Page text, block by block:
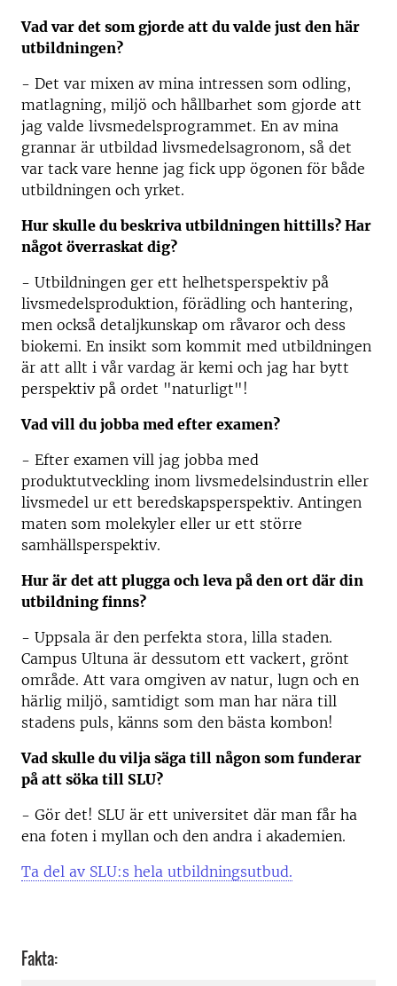
Vad var det som gjorde att du valde just den här
utbildningen?
- Det var mixen av mina intressen som odling,
matlagning, miljö och hållbarhet som gjorde att
jag valde livsmedelsprogrammet. En av mina
grannar är utbildad livsmedelsagronom, så det
var tack vare henne jag fick upp ögonen för både
utbildningen och yrket.
Hur skulle du beskriva utbildningen hittills? Har
något överraskat dig?
- Utbildningen ger ett helhetsperspektiv på
livsmedelsproduktion, förädling och hantering,
men också detaljkunskap om råvaror och dess
biokemi. En insikt som kommit med utbildningen
är att allt i vår vardag är kemi och jag har bytt
perspektiv på ordet "naturligt"!
Vad vill du jobba med efter examen?
- Efter examen vill jag jobba med
produktutveckling inom livsmedelsindustrin eller
livsmedel ur ett beredskapsperspektiv. Antingen
maten som molekyler eller ur ett större
samhällsperspektiv.
Hur är det att plugga och leva på den ort där din
utbildning finns?
- Uppsala är den perfekta stora, lilla staden.
Campus Ultuna är dessutom ett vackert, grönt
område. Att vara omgiven av natur, lugn och en
härlig miljö, samtidigt som man har nära till
stadens puls, känns som den bästa kombon!
Vad skulle du vilja säga till någon som funderar
på att söka till SLU?
- Gör det! SLU är ett universitet där man får ha
ena foten i myllan och den andra i akademien.
Ta del av SLU:s hela utbildningsutbud.
Fakta: